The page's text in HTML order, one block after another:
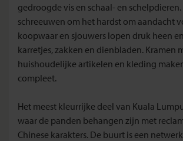
gedroogde vis en schaal- en
schreeuwen om het hardst om aandacht
koopwaar en sjouwers lopen druk heen
karretjes, zakken en dienbladen. Kramen
huishoudelijke artikelen en kleding
compleet.
Het meest kleurrijke deel van Kuala
waar de panden behangen zijn met
Chinese karakters. De buurt is een